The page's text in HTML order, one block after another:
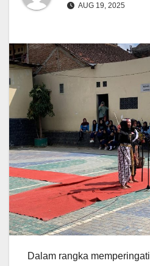
AUG 19, 2025
Dalam rangka memperingati